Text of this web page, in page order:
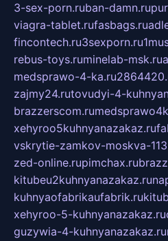
3-sex-porn.ruban-damn.ru
viagra-tablet.rufasbags.ru
fincontech.ru3sexporn.ru
rebus-toys.ruminelab-msk.ru
medsprawo-4-ka.ru
zajmy24.rutovudyi-4-
brazzerscom.ru
xehyroo5kuhnyanazakaz.ru
vskrytie-zamkov-moskva-
zed-online.rupimchax.ru
kitubeu2kuhnyanazakaz.ru
kuhnyaofabrikaufabrik.ru
xehyroo-5-kuhnyanazakaz.ru
guzywia-4-kuhnyanazakaz.ru